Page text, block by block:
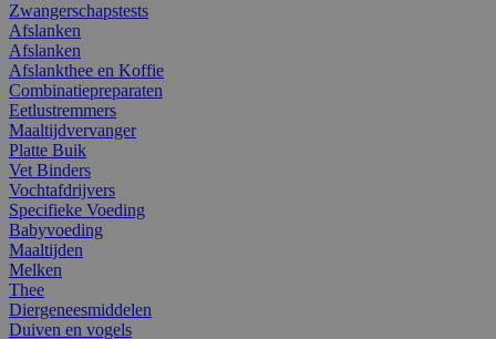
Zwangerschapstests
Afslanken
Afslanken
Afslankthee en Koffie
Combinatiepreparaten
Eetlustremmers
Maaltijdvervanger
Platte Buik
Vet Binders
Vochtafdrijvers
Specifieke Voeding
Babyvoeding
Maaltijden
Melken
Thee
Diergeneesmiddelen
Duiven en vogels